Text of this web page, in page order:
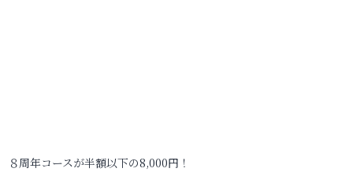
８周年コースが半額以下の8,000円！